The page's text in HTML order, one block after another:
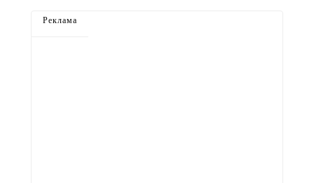
Реклама